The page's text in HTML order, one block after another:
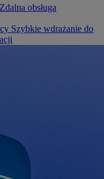
Zdalna obsługa
Szybkie wdrażanie do